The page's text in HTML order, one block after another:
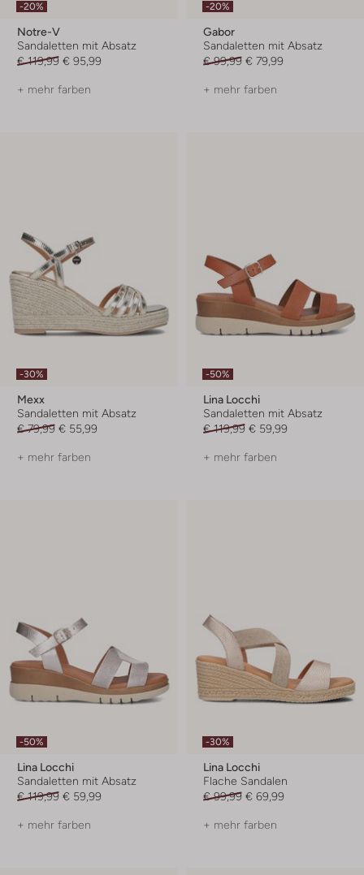
-20%
Notre-V
Sandaletten mit Absatz
€ 119,99 € 95,99
+ mehr farben
-20%
Gabor
Sandaletten mit Absatz
€ 99,99 € 79,99
+ mehr farben
-30%
Mexx
Sandaletten mit Absatz
€ 79,99 € 55,99
+ mehr farben
-50%
Lina Locchi
Sandaletten mit Absatz
€ 119,99 € 59,99
+ mehr farben
-50%
Lina Locchi
Sandaletten mit Absatz
€ 119,99 € 59,99
+ mehr farben
-30%
Lina Locchi
Flache Sandalen
€ 99,99 € 69,99
+ mehr farben